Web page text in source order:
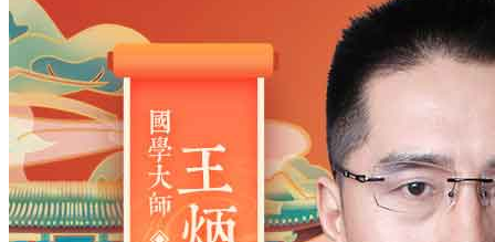
男
男 女
出生时间
2026年 日5 1分
年
2028
2027 2026 2025 2024
2023
2022
2021 2020 2019 2018